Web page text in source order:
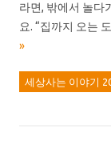
라면, 밖에서 놀다
요. “집까지 오는
»
세상사는 이야기